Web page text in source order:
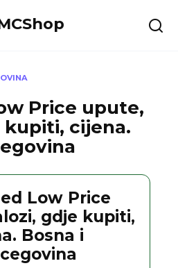
Price upute,
kupiti, cijena.
Low Price
gdje kupiti,
Bosna i